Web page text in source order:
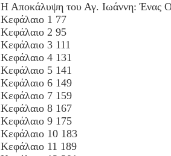
Η Αποκάλυψη του Αγ. Ιωάννη: Ένας
Κεφάλαιο 1 77
Κεφάλαιο 2 95
Κεφάλαιο 3 111
Κεφάλαιο 4 131
Κεφάλαιο 5 141
Κεφάλαιο 6 149
Κεφάλαιο 7 159
Κεφάλαιο 8 167
Κεφάλαιο 9 175
Κεφάλαιο 10 183
Κεφάλαιο 11 189